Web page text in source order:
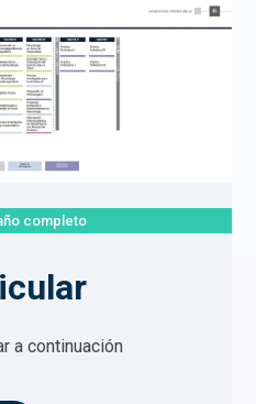
a continuación
completo